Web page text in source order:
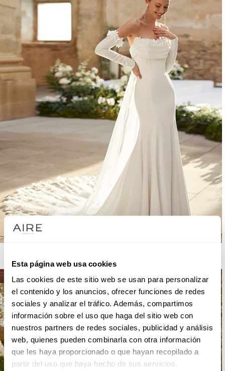
Esta página web usa cookies
Las cookies de este sitio web se usan para personalizar
el contenido y los anuncios, ofrecer funciones de redes
sociales y analizar el tráfico. Además, compartimos
información sobre el uso que haga del sitio web con
nuestros partners de redes sociales, publicidad y análisis
web, quienes pueden combinarla con otra información
que les haya proporcionado o que hayan recopilado a
partir del uso que haya hecho de sus servicios.